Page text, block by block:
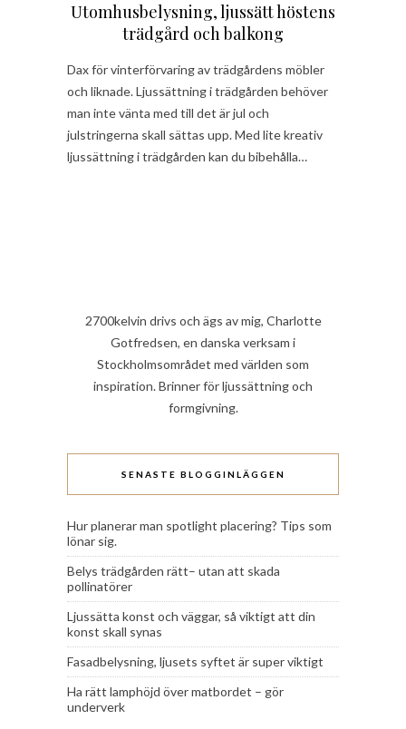
Utomhusbelysning, ljussätt höstens
trädgård och balkong
Dax för vinterförvaring av trädgårdens möbler
och liknade. Ljussättning i trädgården behöver
man inte vänta med till det är jul och
julstringerna skall sättas upp. Med lite kreativ
ljussättning i trädgården kan du bibehålla…
2700kelvin drivs och ägs av mig, Charlotte
Gotfredsen, en danska verksam i
Stockholmsområdet med världen som
inspiration. Brinner för ljussättning och
formgivning.
SENASTE BLOGGINLÄGGEN
Hur planerar man spotlight placering? Tips som
lönar sig.
Belys trädgården rätt– utan att skada
pollinatörer
Ljussätta konst och väggar, så viktigt att din
konst skall synas
Fasadbelysning, ljusets syftet är super viktigt
Ha rätt lamphöjd över matbordet – gör
underverk